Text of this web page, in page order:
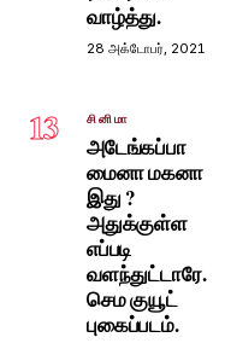
வாழ்த்து.
28 அக்டோபர், 2021
13 சினிமா
அடேங்கப்பா
மைனா மகனா
இது ?
அதுக்குள்ள
எப்படி
வளந்துட்டாரே.
செம குயூட்
புகைப்படம்.